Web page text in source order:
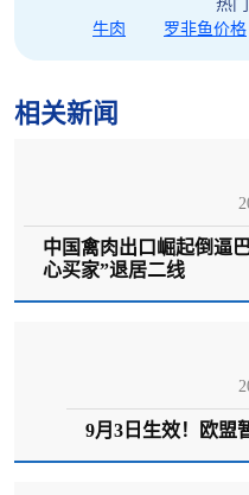
热
牛肉
罗非鱼价格
相关新闻
中国禽肉出口崛起倒逼
心买家”退居二线
9月3日生效！欧盟